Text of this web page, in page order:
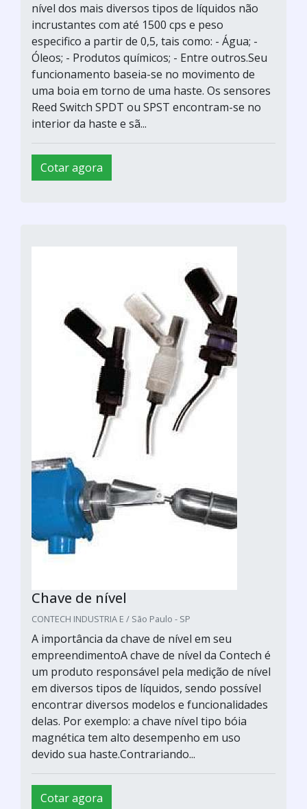
nível dos mais diversos tipos de líquidos não
incrustantes com até 1500 cps e peso
especifico a partir de 0,5, tais como: - Água; -
Óleos; - Produtos químicos; - Entre outros.Seu
funcionamento baseia-se no movimento de
uma boia em torno de uma haste. Os sensores
Reed Switch SPDT ou SPST encontram-se no
interior da haste e sã...
Cotar agora
Chave de nível
CONTECH INDUSTRIA E / São Paulo - SP
A importância da chave de nível em seu
empreendimentoA chave de nível da Contech é
um produto responsável pela medição de nível
em diversos tipos de líquidos, sendo possível
encontrar diversos modelos e funcionalidades
delas. Por exemplo: a chave nível tipo bóia
magnética tem alto desempenho em uso
devido sua haste.Contrariando...
Cotar agora